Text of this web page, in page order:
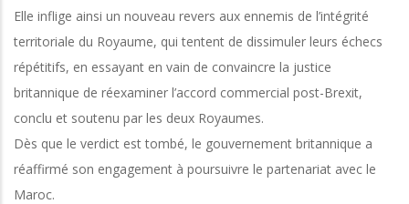
Elle inflige ainsi un nouveau revers aux ennemis de l’intégrité
territoriale du Royaume, qui tentent de dissimuler leurs échecs
répétitifs, en essayant en vain de convaincre la justice
britannique de réexaminer l’accord commercial post-Brexit,
conclu et soutenu par les deux Royaumes.
Dès que le verdict est tombé, le gouvernement britannique a
réaffirmé son engagement à poursuivre le partenariat avec le
Maroc.